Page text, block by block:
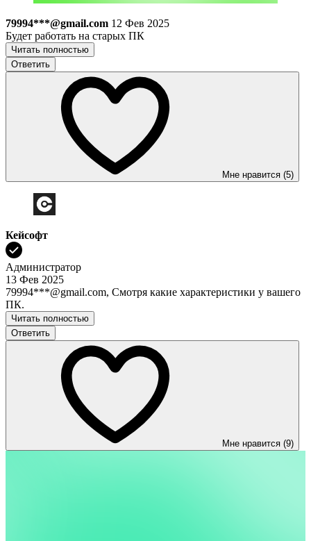
79994***@gmail.com 12 Фев 2025
Будет работать на старых ПК
Читать полностью
Ответить
Мне нравится (5)
Кейсофт
Администратор
13 Фев 2025
79994***@gmail.com, Смотря какие характеристики у вашего
ПК.
Читать полностью
Ответить
Мне нравится (9)